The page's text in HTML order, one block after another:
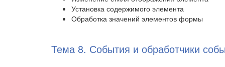
Установка содержимого элемента
Обработка значений элементов формы
Тема 8. События и обработчики